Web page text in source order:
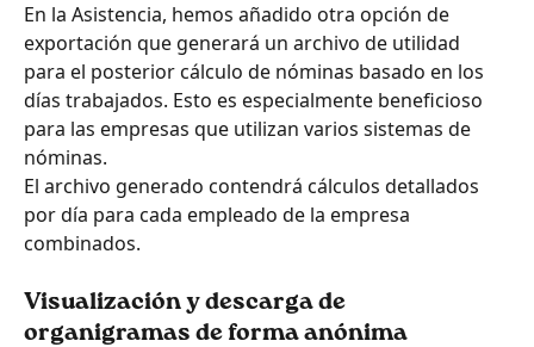
En la Asistencia, hemos añadido otra opción de
exportación que generará un archivo de utilidad
para el posterior cálculo de nóminas basado en los
días trabajados. Esto es especialmente beneficioso
para las empresas que utilizan varios sistemas de
nóminas.
El archivo generado contendrá cálculos detallados
por día para cada empleado de la empresa
combinados.
Visualización y descarga de
organigramas de forma anónima